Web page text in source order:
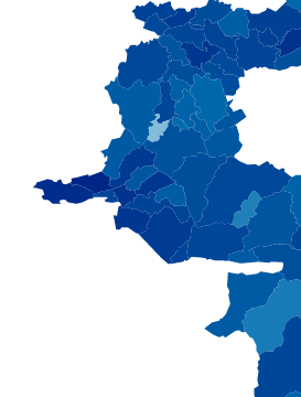
Downloads